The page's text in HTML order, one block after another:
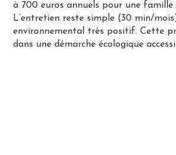
à 700 euros annuels pour une famille
L’entretien reste simple (30 min/
environnemental très positif. Cette
dans une démarche écologique